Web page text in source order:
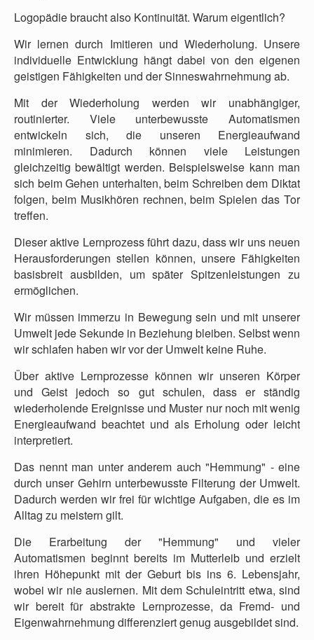
Logopädie braucht also Kontinuität. Warum eigentlich?
Wir lernen durch Imitieren und Wiederholung. Unsere
individuelle Entwicklung hängt dabei von den eigenen
geistigen Fähigkeiten und der Sinneswahrnehmung ab.
Mit der Wiederholung werden wir unabhängiger,
routinierter. Viele unterbewusste Automatismen
entwickeln sich, die unseren Energieaufwand
minimieren. Dadurch können viele Leistungen
gleichzeitig bewältigt werden. Beispielsweise kann man
sich beim Gehen unterhalten, beim Schreiben dem Diktat
folgen, beim Musikhören rechnen, beim Spielen das Tor
treffen.
Dieser aktive Lernprozess führt dazu, dass wir uns neuen
Herausforderungen stellen können, unsere Fähigkeiten
basisbreit ausbilden, um später Spitzenleistungen zu
ermöglichen.
Wir müssen immerzu in Bewegung sein und mit unserer
Umwelt jede Sekunde in Beziehung bleiben. Selbst wenn
wir schlafen haben wir vor der Umwelt keine Ruhe.
Über aktive Lernprozesse können wir unseren Körper
und Geist jedoch so gut schulen, dass er ständig
wiederholende Ereignisse und Muster nur noch mit wenig
Energieaufwand beachtet und als Erholung oder leicht
interpretiert.
Das nennt man unter anderem auch "Hemmung" - eine
durch unser Gehirn unterbewusste Filterung der Umwelt.
Dadurch werden wir frei für wichtige Aufgaben, die es im
Alltag zu meistern gilt.
Die Erarbeitung der "Hemmung" und vieler
Automatismen beginnt bereits im Mutterleib und erzielt
ihren Höhepunkt mit der Geburt bis ins 6. Lebensjahr,
wobei wir nie auslernen. Mit dem Schuleintritt etwa, sind
wir bereit für abstrakte Lernprozesse, da Fremd- und
Eigenwahrnehmung differenziert genug ausgebildet sind.